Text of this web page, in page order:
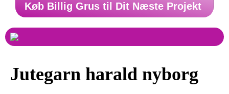
Køb Billig Grus til Dit Næste Projekt
Jutegarn harald nyborg